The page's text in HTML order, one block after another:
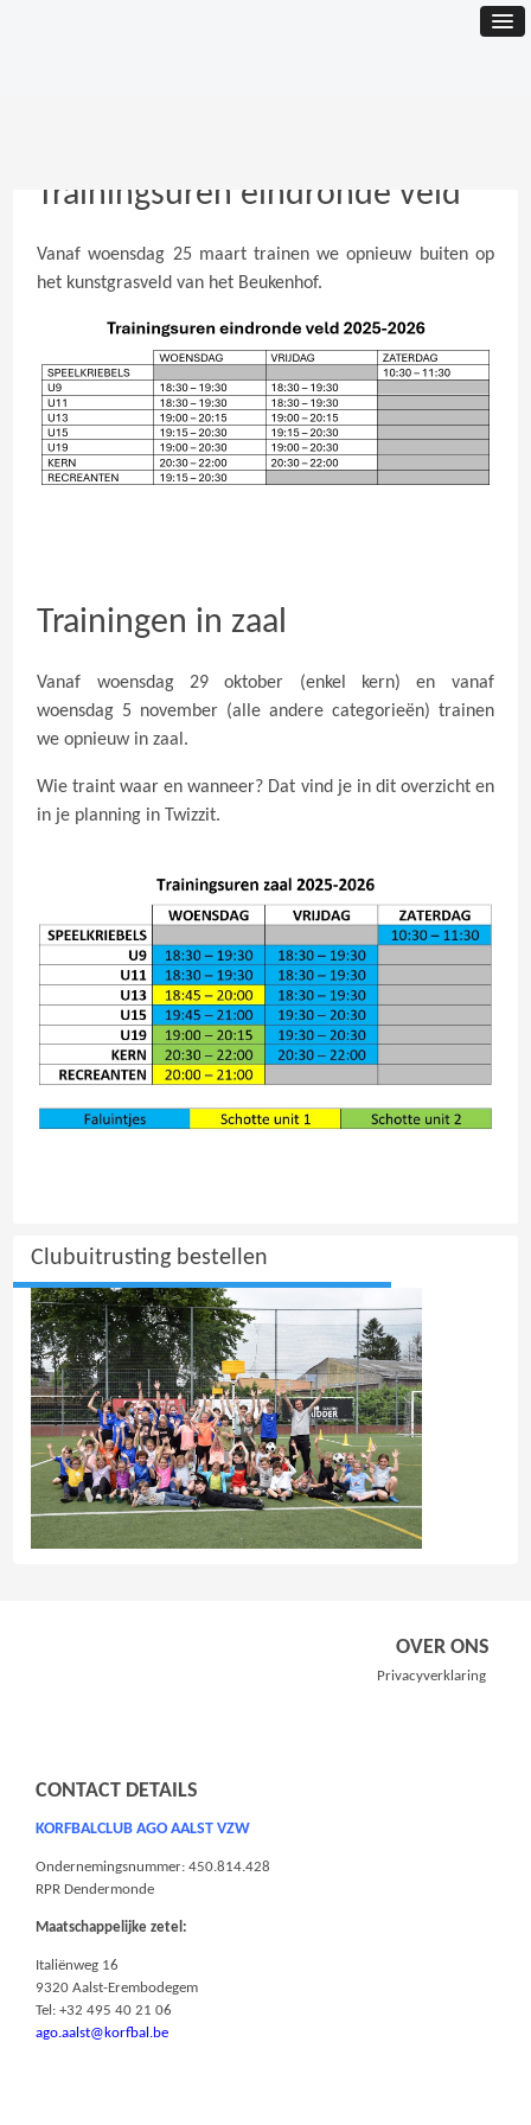
Trainingsuren eindronde veld
Vanaf woensdag 25 maart trainen we opnieuw buiten op
het kunstgrasveld van het Beukenhof.
Trainingen in zaal
Vanaf woensdag 29 oktober (enkel kern) en vanaf
woensdag 5 november (alle andere categorieën) trainen
we opnieuw in zaal.
Wie traint waar en wanneer? Dat vind je in dit overzicht en
in je planning in Twizzit.
Clubuitrusting bestellen
OVER ONS
Privacyverklaring
CONTACT DETAILS
KORFBALCLUB AGO AALST VZW
Ondernemingsnummer: 450.814.428
RPR Dendermonde
Maatschappelijke zetel:
Italiënweg 16
9320 Aalst-Erembodegem
Tel: +32 495 40 21 06
ago.aalst@korfbal.be